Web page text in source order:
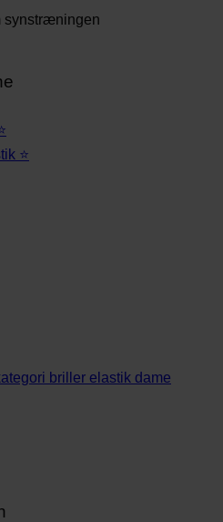
synstræningen
⭐